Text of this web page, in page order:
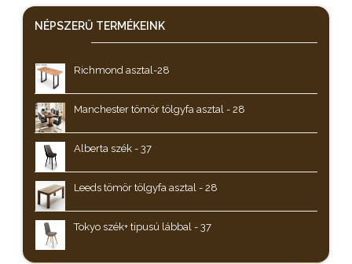
NÉPSZERŰ TERMÉKEINK
Richmond asztal-28
Manchester tömör tölgyfa asztal - 28
Alberta szék - 37
Leeds tömör tölgyfa asztal - 28
Tokyo szék+ tipusú lábbal - 37